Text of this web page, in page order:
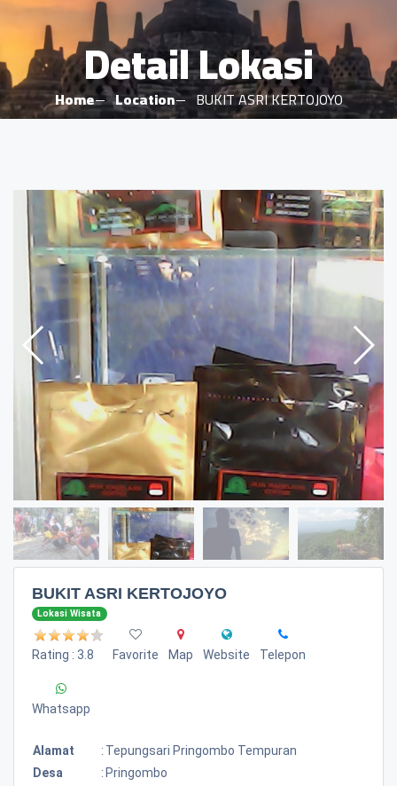
Detail Lokasi
Home Location BUKIT ASRI KERTOJOYO
BUKIT ASRI KERTOJOYO
Lokasi Wisata
Rating : 3.8 Favorite Map Website Telepon
Whatsapp
Alamat : Tepungsari Pringombo Tempuran
Desa
: Pringombo